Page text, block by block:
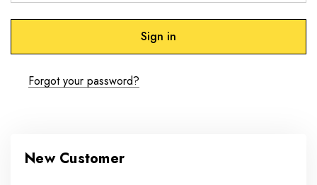
Forgot your password?
New Customer